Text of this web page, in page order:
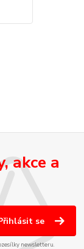
akce a
se
newsletteru.